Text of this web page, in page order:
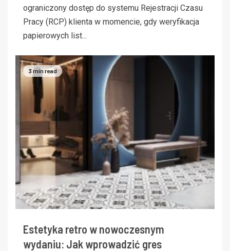
ograniczony dostęp do systemu Rejestracji Czasu
Pracy (RCP) klienta w momencie, gdy weryfikacja
papierowych list...
3 min read
Estetyka retro w nowoczesnym
wydaniu: Jak wprowadzić gres